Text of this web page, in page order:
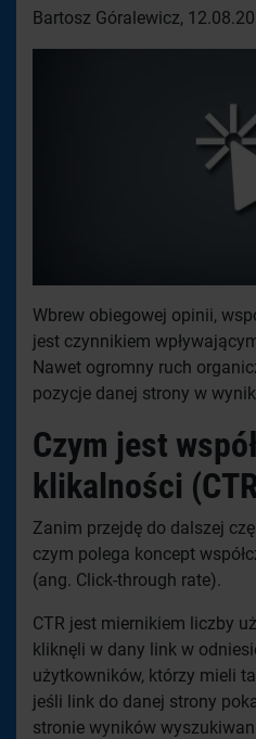
Bartosz Góralewicz,
Wbrew obiegowej opinii,
jest czynnikiem
Nawet ogromny ruch
pozycje danej strony w
Czym jest
klikalności
Zanim przejdę do dalszej
czym polega koncept
(ang. Click-through rate).
CTR jest miernikiem liczby
kliknęli w dany link w
użytkowników, którzy mieli
jeśli link do danej strony
stronie wyników